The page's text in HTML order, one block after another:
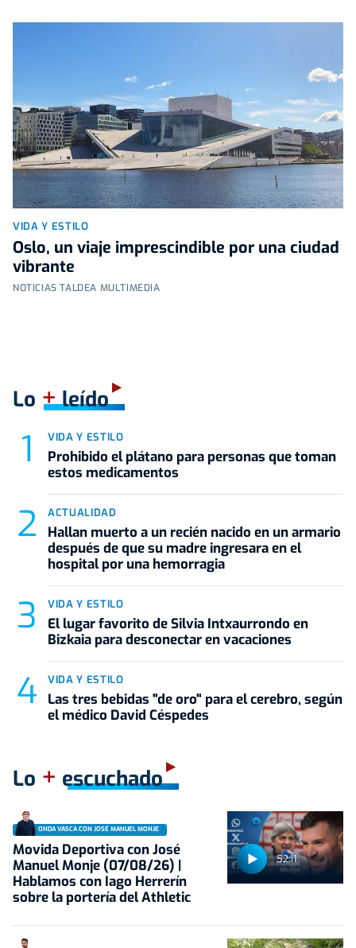
VIDA Y ESTILO
Oslo, un viaje imprescindible por una ciudad
vibrante
NOTICIAS TALDEA MULTIMEDIA
Lo +leído
VIDA Y ESTILO
Prohibido el plátano para personas que toman
estos medicamentos
ACTUALIDAD
Hallan muerto a un recién nacido en un armario
después de que su madre ingresara en el
hospital por una hemorragia
VIDA Y ESTILO
El lugar favorito de Silvia Intxaurrondo en
Bizkaia para desconectar en vacaciones
VIDA Y ESTILO
Las tres bebidas "de oro" para el cerebro, según
el médico David Céspedes
Lo + escuchado
52:11
ONDA VASCA CON JOSÉ MANUEL MONJE
Movida Deportiva con José
Manuel Monje (07/08/26) |
Hablamos con Iago Herrerín
sobre la portería del Athletic